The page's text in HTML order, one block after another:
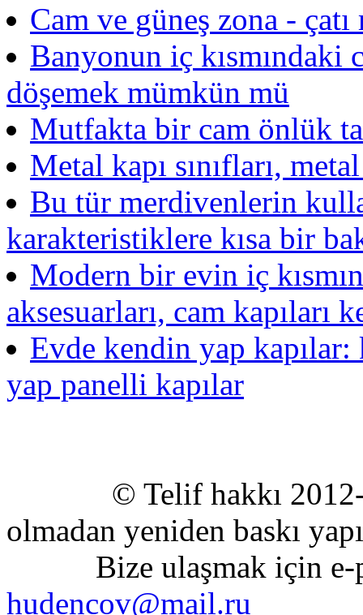
Cam ve güneş zona -
Banyonun iç
döşemek mümkün mü
Mutfakta bir cam önlük
Metal kapı sınıfları,
Bu tür merdivenlerin
karakteristiklere kısa bir
Modern bir evin iç
aksesuarları, cam kapıları
Evde kendin yap kapılar:
yap panelli kapılar
© Telif hakkı 2012-
olmadan yeniden baskı
Bize ulaşmak için e-
hudencov@mail.ru